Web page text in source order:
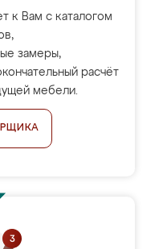
к Вам с каталогом
замеры,
расчёт
мебели.